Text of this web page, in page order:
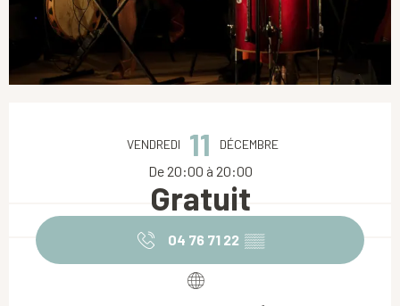
VENDREDI 11 DÉCEMBRE
De 20:00 à 20:00
Gratuit
04 76 71 22 ▒▒